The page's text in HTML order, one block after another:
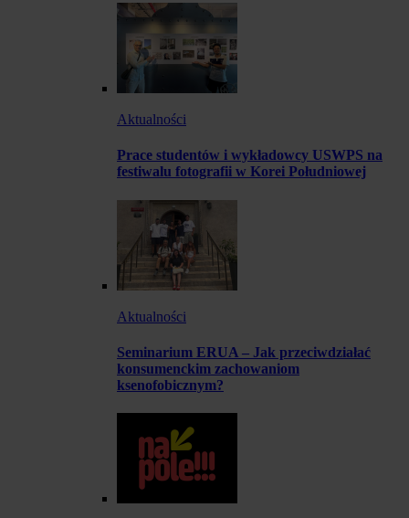
Aktualności
Prace studentów i wykładowcy USWPS na
festiwalu fotografii w Korei Południowej
Aktualności
Seminarium ERUA – Jak przeciwdziałać
konsumenckim zachowaniom
ksenofobicznym?